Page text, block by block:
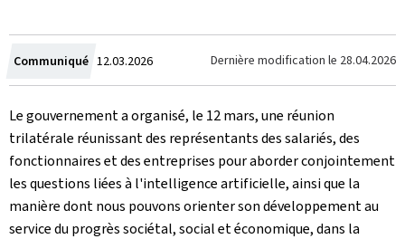
Communiqué Crée
le
12.03.2026 Dernière modification le 28.04.2026
Le gouvernement a organisé, le 12 mars, une réunion
trilatérale réunissant des représentants des salariés, des
fonctionnaires et des entreprises pour aborder conjointement
les questions liées à l'intelligence artificielle, ainsi que la
manière dont nous pouvons orienter son développement au
service du progrès sociétal, social et économique, dans la